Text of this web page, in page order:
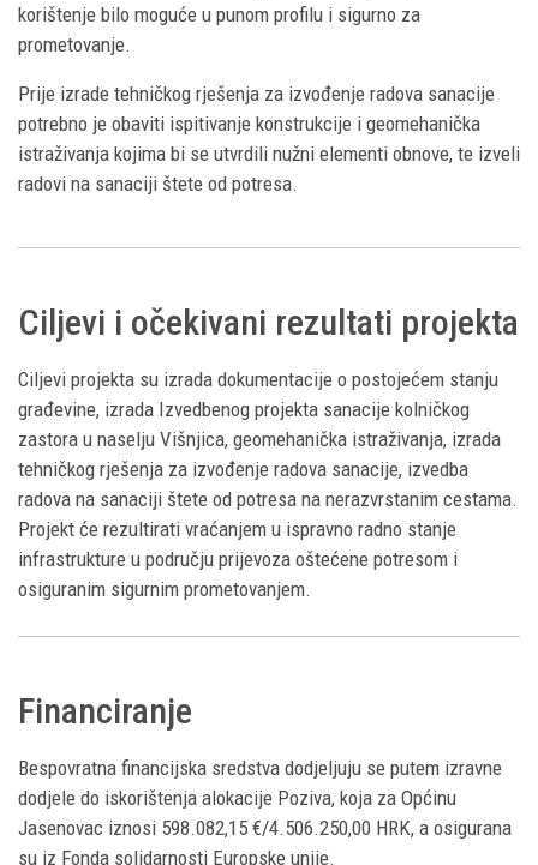
korištenje bilo moguće u punom profilu i sigurno za
prometovanje.
Prije izrade tehničkog rješenja za izvođenje radova sanacije
potrebno je obaviti ispitivanje konstrukcije i geomehanička
istraživanja kojima bi se utvrdili nužni elementi obnove, te izveli
radovi na sanaciji štete od potresa.
Ciljevi i očekivani rezultati projekta
Ciljevi projekta su izrada dokumentacije o postojećem stanju
građevine, izrada Izvedbenog projekta sanacije kolničkog
zastora u naselju Višnjica, geomehanička istraživanja, izrada
tehničkog rješenja za izvođenje radova sanacije, izvedba
radova na sanaciji štete od potresa na nerazvrstanim cestama.
Projekt će rezultirati vraćanjem u ispravno radno stanje
infrastrukture u području prijevoza oštećene potresom i
osiguranim sigurnim prometovanjem.
Financiranje
Bespovratna financijska sredstva dodjeljuju se putem izravne
dodjele do iskorištenja alokacije Poziva, koja za Općinu
Jasenovac iznosi 598.082,15 €/4.506.250,00 HRK, a osigurana
su iz Fonda solidarnosti Europske unije.